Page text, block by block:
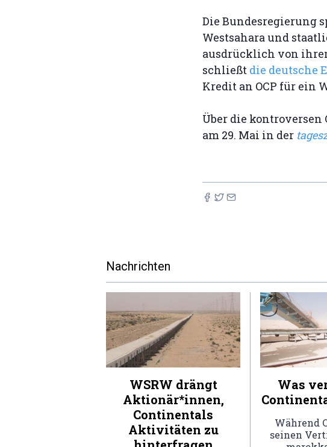
Die Bundesregierung
Westsahara und
ausdrücklich von
schließt die deutsche
Kredit an OCP für ein
Über die
am 29. Mai in der
Nachrichten
WSRW drängt
Aktionär*innen,
Continentals
Aktivitäten zu
Was
Während
seinen